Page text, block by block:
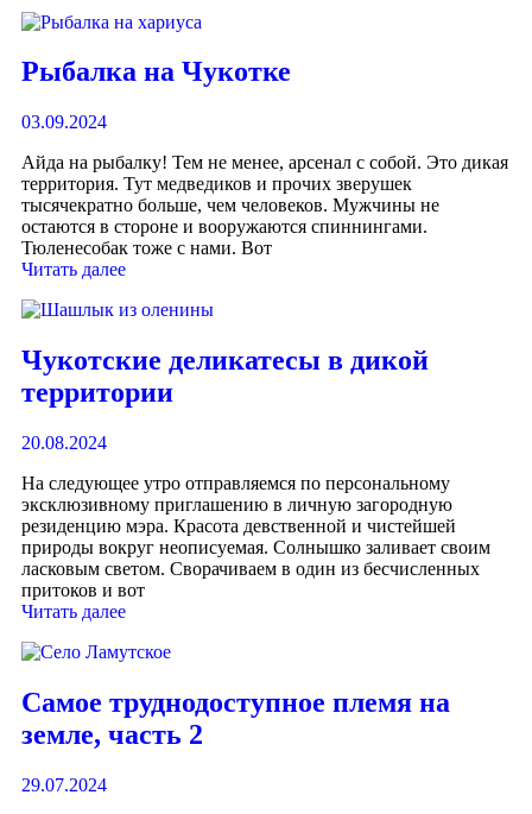
Рыбалка на Чукотке
03.09.2024
Айда на рыбалку! Тем не менее, арсенал с собой. Это дикая
территория. Тут медведиков и прочих зверушек
тысячекратно больше, чем человеков. Мужчины не
остаются в стороне и вооружаются спиннингами.
Тюленесобак тоже с нами. Вот
Читать далее
Чукотские деликатесы в дикой
территории
20.08.2024
На следующее утро отправляемся по персональному
эксклюзивному приглашению в личную загородную
резиденцию мэра. Красота девственной и чистейшей
природы вокруг неописуемая. Солнышко заливает своим
ласковым светом. Сворачиваем в один из бесчисленных
притоков и вот
Читать далее
Самое труднодоступное племя на
земле, часть 2
29.07.2024